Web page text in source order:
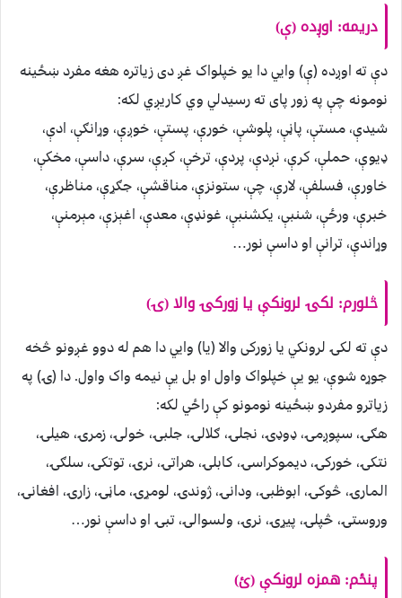
دریمه: اوږده (ې)
دې ته اوږده (ې) وایي دا یو خپلواک غږ دی زیاتره هغه مفرد ښځینه
نومونه چې په زور پای ته رسیدلي وي کاریږي لکه:
شیدې، مستې، پاڼې، پلوشې، خورې، پستې، خوږې، وړانګې، ادې،
ډیوې، حملې، کرې، نږدې، پردې، ترخې، کږې، سرې، داسې، مخکې،
خاورې، فسلفې، لارې، چې، ستونزې، مناقشې، جګړې، مناظرې،
خبرې، ورځې، شنبې، یکشنبې، غونډې، معدې، اغېزې، مېرمنې،
وړاندې، ترانې او داسې نور…
څلورم: لکۍ لرونکې یا زورکۍ والا (ۍ)
دې ته لکۍ لرونکي یا زورکی والا (یا) وایي دا هم له دوو غږونو څخه
جوړه شوې، یو یې خپلواک واول او بل یې نیمه واک واول. دا (ۍ) په
زیاترو مفردو ښځینه نومونو کې راځي لکه:
هګۍ، سپوږمۍ، ډوډۍ، نجلۍ، ګلالۍ، جلبۍ، خولۍ، زمرۍ، هیلۍ،
نتکۍ، خورکۍ، دیموکراسۍ، کابلۍ، هراتۍ، نرۍ، توتکۍ، سلګۍ،
المارۍ، څوکۍ، ابوظبۍ، ودانۍ، ژوندۍ، لومړۍ، ماڼۍ، زارۍ، افغانۍ،
وروستۍ، څپلۍ، پیړۍ، نرۍ، ولسوالۍ، تبۍ او داسې نور…
پنځم: همزه لرونکې (ئ)